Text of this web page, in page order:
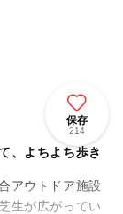
保存
214
、よちよち歩き
アウトドア施設
生が広がってい